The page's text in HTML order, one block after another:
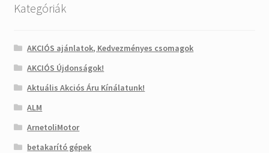
Kategóriák
AKCIÓS ajánlatok, Kedvezményes csomagok
AKCIÓS Újdonságok!
Aktuális Akciós Áru Kínálatunk!
ALM
ArnetoliMotor
betakarító gépek